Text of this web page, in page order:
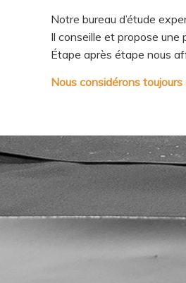
Notre bureau d’étude
Il conseille et propose une
Étape après étape nous
Nous considérons